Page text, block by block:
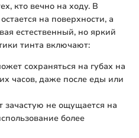
кто вечно на ходу. В
на поверхности, а
естественный, но яркий
тинта включают:
сохраняться на губах на
часов, даже после еды или
зачастую не ощущается на
более